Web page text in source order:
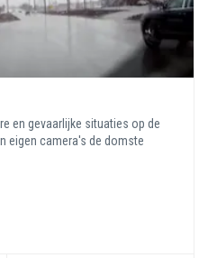
en gevaarlijke situaties op de
eigen camera's de domste